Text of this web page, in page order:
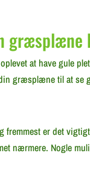
græsplæne
at have gule
græsplæne til at se
fremmest er det
nærmere. Nogle